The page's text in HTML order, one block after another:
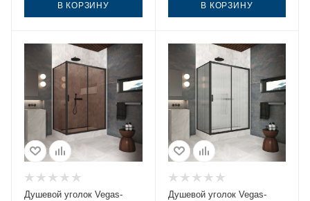
В КОРЗИНУ В КОРЗИНУ
Душевой уголок Vegas-
Душевой уголок Vegas-